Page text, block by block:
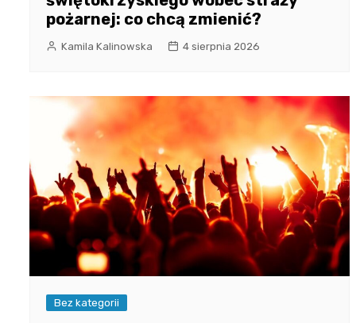
pożarnej: co chcą zmienić?
Kamila Kalinowska 4 sierpnia 2026
Bez kategorii